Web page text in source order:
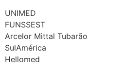
UNIMED
FUNSSEST
Arcelor Mittal Tubarão
SulAmérica
Hellomed